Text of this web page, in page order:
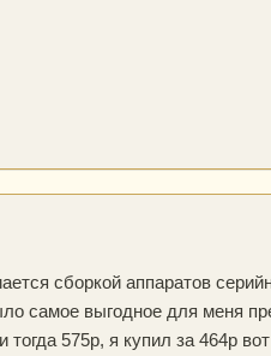
сборкой аппаратов
самое выгодное для
тогда 575р, я купил за 464р